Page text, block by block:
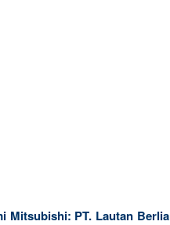
Mitsubishi: PT. Lautan